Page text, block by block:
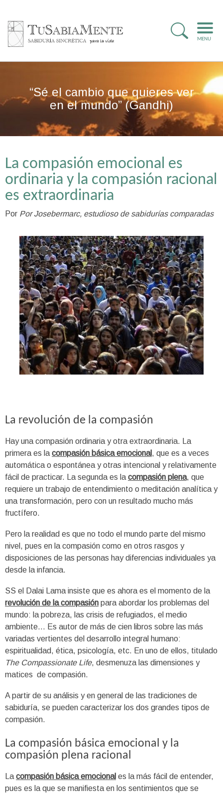
MENU
“Sé el cambio que quieres ver
en el mundo” (Gandhi)
La compasión emocional es
ordinaria y la compasión racional
es extraordinaria
Por Por Josebermarc, estudioso de sabidurías comparadas
La revolución de la compasión
Hay una compasión ordinaria y otra extraordinaria. La
primera es la compasión básica emocional, que es a veces
automática o espontánea y otras intencional y relativamente
fácil de practicar. La segunda es la compasión plena, que
requiere un trabajo de entendimiento o meditación analítica y
una transformación, pero con un resultado mucho más
fructífero.
Pero la realidad es que no todo el mundo parte del mismo
nivel, pues en la compasión como en otros rasgos y
disposiciones de las personas hay diferencias individuales ya
desde la infancia.
SS el Dalai Lama insiste que es ahora es el momento de la
revolución de la compasión para abordar los problemas del
mundo: la pobreza, las crisis de refugiados, el medio
ambiente… Es autor de más de cien libros sobre las más
variadas vertientes del desarrollo integral humano:
espiritualidad, ética, psicología, etc. En uno de ellos, titulado
The Compassionate Life, desmenuza las dimensiones y
matices de compasión.
A partir de su análisis y en general de las tradiciones de
sabiduría, se pueden caracterizar los dos grandes tipos de
compasión.
La compasión básica emocional y la
compasión plena racional
La compasión básica emocional es la más fácil de entender,
pues es la que se manifiesta en los sentimientos que se